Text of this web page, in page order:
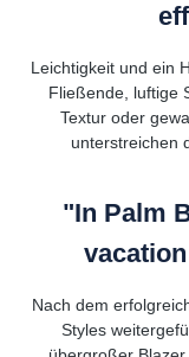
Leichtigkeit und ein
Fließende, luftige
Textur oder
unterstreichen
"In Palm
Nach dem
Styles